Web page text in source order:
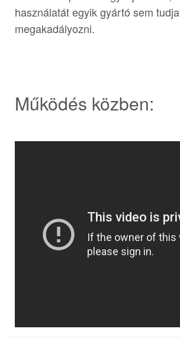
használatát egyik gyártó sem tudja
megakadályozni.
Működés közben: